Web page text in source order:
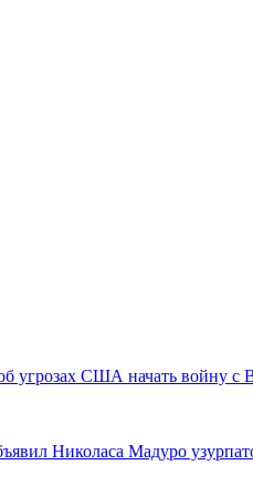
угрозах США начать войну с
Николаса Мадуро